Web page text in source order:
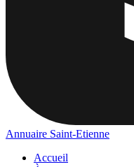
Annuaire Saint-Etienne
Accueil